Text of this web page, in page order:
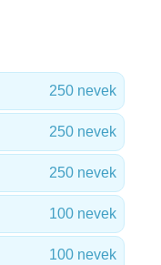
250 nevek
250 nevek
250 nevek
100 nevek
100 nevek